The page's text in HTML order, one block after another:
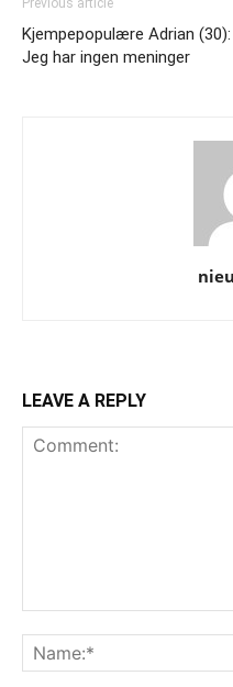
Previous article
Kjempepopulære Adrian
Jeg har ingen meninger
LEAVE A REPLY